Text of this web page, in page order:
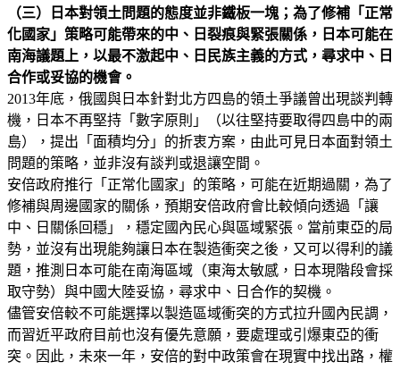
（三）日本對領土問題的態度並非鐵板一塊；為了修補「正常
化國家」策略可能帶來的中、日裂痕與緊張關係，日本可能在
南海議題上，以最不激起中、日民族主義的方式，尋求中、日
合作或妥協的機會。
2013年底，俄國與日本針對北方四島的領土爭議曾出現談判轉
機，日本不再堅持「數字原則」（以往堅持要取得四島中的兩
島），提出「面積均分」的折衷方案，由此可見日本面對領土
問題的策略，並非沒有談判或退讓空間。
安倍政府推行「正常化國家」的策略，可能在近期過關，為了
修補與周邊國家的關係，預期安倍政府會比較傾向透過「讓
中、日關係回穩」，穩定國內民心與區域緊張。當前東亞的局
勢，並沒有出現能夠讓日本在製造衝突之後，又可以得利的議
題，推測日本可能在南海區域（東海太敏感，日本現階段會採
取守勢）與中國大陸妥協，尋求中、日合作的契機。
儘管安倍較不可能選擇以製造區域衝突的方式拉升國內民調，
而習近平政府目前也沒有優先意願，要處理或引爆東亞的衝
突。因此，未來一年，安倍的對中政策會在現實中找出路，權